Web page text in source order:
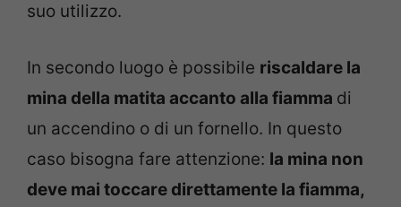
suo utilizzo.
In secondo luogo è possibile riscaldare la
mina della matita accanto alla fiamma di
un accendino o di un fornello. In questo
caso bisogna fare attenzione: la mina non
deve mai toccare direttamente la fiamma,